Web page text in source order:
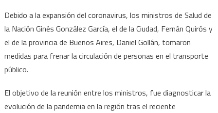
en
Debido a la expansión del coronavirus, los ministros de Salud de
la Nación Ginés González García, el de la Ciudad, Fernán Quirós y
el de la provincia de Buenos Aires, Daniel Gollán, tomaron
medidas para frenar la circulación de personas en el transporte
público.
El objetivo de la reunión entre los ministros, fue diagnosticar la
evolución de la pandemia en la región tras el reciente